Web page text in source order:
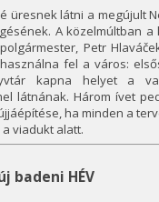
üresnek látni a megújult
A közelmúltban
Petr
fel a város:
kapna helyet a
látnának. Három ívet
ha minden a
viadukt alatt.
badeni HÉV